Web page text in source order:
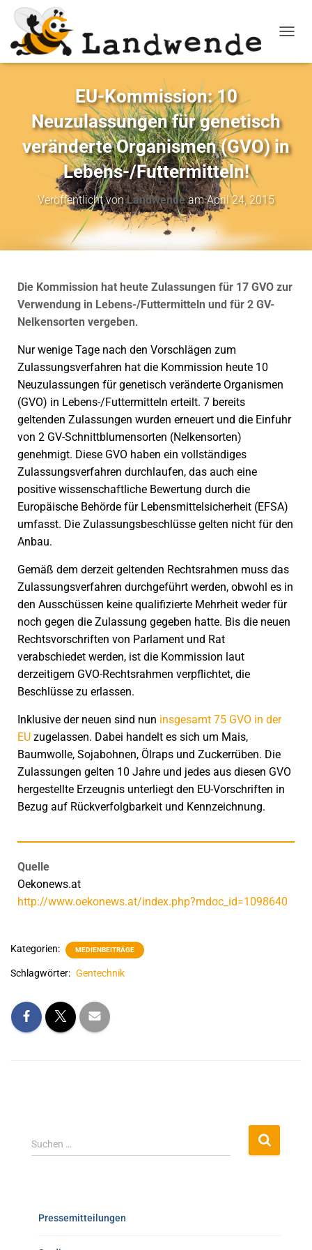
EU-Kommission: 10
Neuzulassungen für genetisch
veränderte Organismen (GVO) in
Lebens-/Futtermitteln!
Veröffentlicht vonLandwendeamApril 24, 2015
Die Kommission hat heute Zulassungen für 17 GVO zur
Verwendung in Lebens-/Futtermitteln und für 2 GV-
Nelkensorten vergeben.
Nur wenige Tage nach den Vorschlägen zum
Zulassungsverfahren hat die Kommission heute 10
Neuzulassungen für genetisch veränderte Organismen
(GVO) in Lebens-/Futtermitteln erteilt. 7 bereits
geltenden Zulassungen wurden erneuert und die Einfuhr
von 2 GV-Schnittblumensorten (Nelkensorten)
genehmigt. Diese GVO haben ein vollständiges
Zulassungsverfahren durchlaufen, das auch eine
positive wissenschaftliche Bewertung durch die
Europäische Behörde für Lebensmittelsicherheit (EFSA)
umfasst. Die Zulassungsbeschlüsse gelten nicht für den
Anbau.
Gemäß dem derzeit geltenden Rechtsrahmen muss das
Zulassungsverfahren durchgeführt werden, obwohl es in
den Ausschüssen keine qualifizierte Mehrheit weder für
noch gegen die Zulassung gegeben hatte. Bis die neuen
Rechtsvorschriften von Parlament und Rat
verabschiedet werden, ist die Kommission laut
derzeitigem GVO-Rechtsrahmen verpflichtet, die
Beschlüsse zu erlassen.
Inklusive der neuen sind nun insgesamt 75 GVO in der
EU zugelassen. Dabei handelt es sich um Mais,
Baumwolle, Sojabohnen, Ölraps und Zuckerrüben. Die
Zulassungen gelten 10 Jahre und jedes aus diesen GVO
hergestellte Erzeugnis unterliegt den EU-Vorschriften in
Bezug auf Rückverfolgbarkeit und Kennzeichnung.
Quelle
Oekonews.at
http://www.oekonews.at/index.php?mdoc_id=1098640
Kategorien: MEDIENBEITRÄGE
Schlagwörter: Gentechnik
Suchen …
Pressemitteilungen